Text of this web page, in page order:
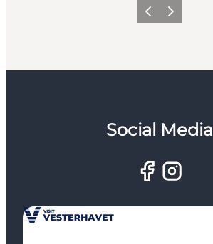
ForrigeNæste
Social Media